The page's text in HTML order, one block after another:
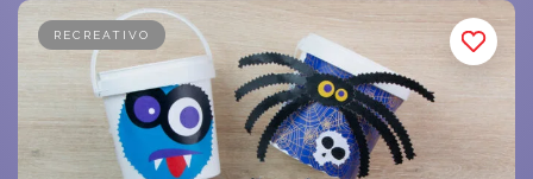
RECREATIVO